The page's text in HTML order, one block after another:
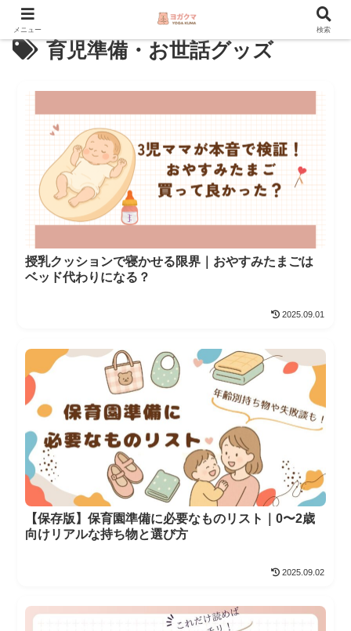
育児準備・お世話グッズ
授乳クッションで寝かせる限界｜おやすみたまごは
ベッド代わりになる？
2025.09.01
【保存版】保育園準備に必要なものリスト｜0〜2歳
向けリアルな持ち物と選び方
2025.09.02
メニュー 検索